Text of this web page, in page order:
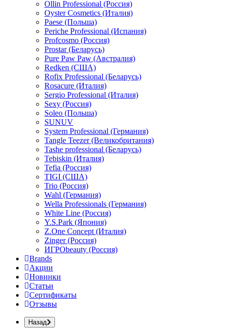
Ollin Professional (Россия)
Oyster Cosmetics (Италия)
Paese (Польша)
Periche Professional (Испания)
Profcosmo (Россия)
Prostar (Беларусь)
Pure Paw Paw (Австралия)
Redken (США)
Rofix Professional (Беларусь)
Rosacure (Италия)
Sergio Professional (Италия)
Sexy (Россия)
Soleo (Польша)
SUNUV
System Professional (Германия)
Tangle Teezer (Великобритания)
Tashe professional (Беларусь)
Tebiskin (Италия)
Tefia (Россия)
TIGI (США)
Trio (Россия)
Wahl (Германия)
Wella Professionals (Германия)
White Line (Россия)
Y.S.Park (Япония)
Z.One Concept (Италия)
Zinger (Россия)
ИГРОbeauty (Россия)
Brands
Акции
Новинки
Статьи
Сертификаты
Отзывы
Назад